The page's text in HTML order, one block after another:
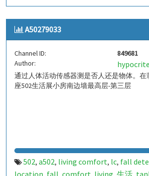
山,室内定位,室内,indoor,indoor
indoor living quality,ilq,849680,
动 A50279033
Channel ID:
849681
Author:
通过人体活动传感器测是否人还是物体。在
座502生活展小房南边墙最高层-第三层
502, a502, living comfort, lc, fall
location fall comfort living 生活